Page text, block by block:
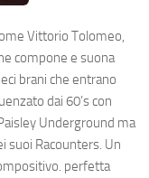
Vittorio Tolomeo,
compone e suona
brani che entrano
dai 60’s con
Underground ma
suoi Racounters. Un
perfetta